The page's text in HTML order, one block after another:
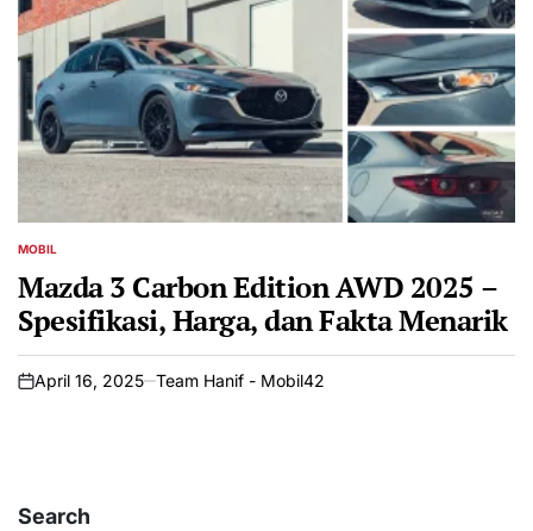
POSTED
MOBIL
Mazda 3 Carbon Edition AWD 2025 –
Spesifikasi, Harga, dan Fakta Menarik
on
April 16, 2025 Team Hanif - Mobil42
Search